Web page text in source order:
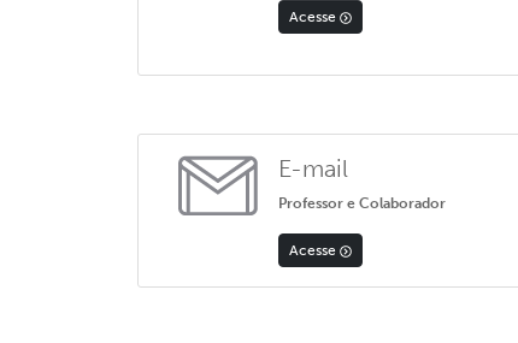
Acesse
E-mail
Professor e Colaborador
Acesse